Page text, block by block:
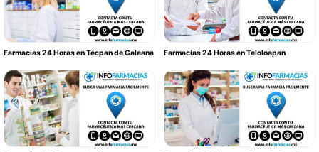
Farmacias 24 Horas en Técpan de Galeana Farmacias 24 Horas en Teloloapan